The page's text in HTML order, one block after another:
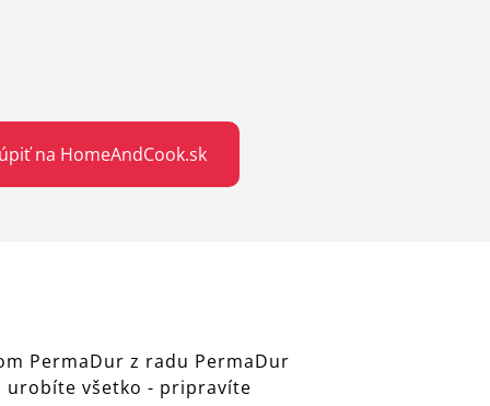
na HomeAndCook.sk
PermaDur z radu PermaDur
urobíte všetko - pripravíte